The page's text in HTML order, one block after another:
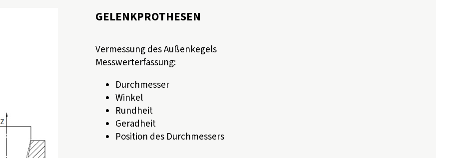
GELENKPROTHESEN
Vermessung des Außenkegels
Messwerterfassung:
Durchmesser
Winkel
Rundheit
Geradheit
Position des Durchmessers